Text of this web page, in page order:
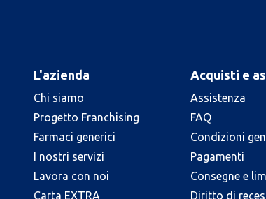
L'azienda
Chi siamo
Progetto Franchising
Farmaci generici
I nostri servizi
Lavora con noi
Carta EXTRA
Acquisti e
Assistenza
FAQ
Condizioni
Pagamenti
Consegne e
Diritto di